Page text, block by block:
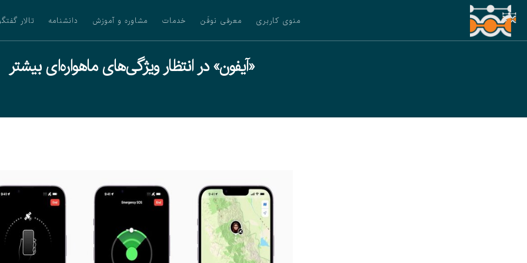
منوی کاربری معرفی نوفَن خدمات مشاوره و آموزش دانشنامه تالار
«آیفون» در انتظار ویژگی‌های ماهواره‌ای بیشتر